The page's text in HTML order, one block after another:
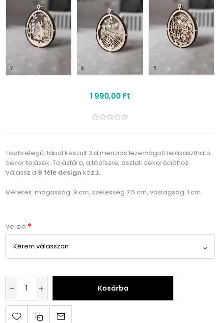
1 990,00 Ft
Többrétegű, fából készült 3 dimenziós lézervágott felakasztható
dekor tojások. Tojásfára, ajtódíszre, asztali dekorációhoz.
Válassz a 9 féle design közül.
Méretek: magasság: 9 cm, szélesség 7.5 cm, vastagság: 1 cm
Verzió *
Kosárba